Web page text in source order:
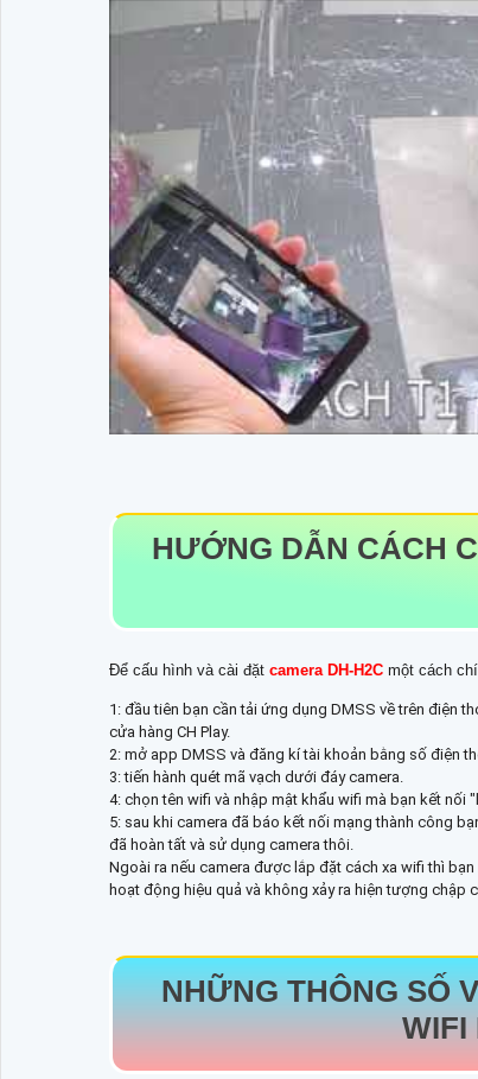
HƯỚNG DẪN CÁCH
Để cấu hình và cài đặt camera DH-H2C một cách
1: đầu tiên bạn cần tải ứng dụng DMSS về trên điện
cửa hàng CH Play.
2: mở app DMSS và đăng kí tài khoản bằng số điện
3: tiến hành quét mã vạch dưới đáy camera.
4: chọn tên wifi và nhập mật khẩu wifi mà bạn kết nối
5: sau khi camera đã báo kết nối mạng thành công
đã hoàn tất và sử dụng camera thôi.
Ngoài ra nếu camera được lắp đặt cách xa wifi thì
hoạt động hiệu quả và không xảy ra hiện tượng chập
NHỮNG THÔNG SỐ
WIFI